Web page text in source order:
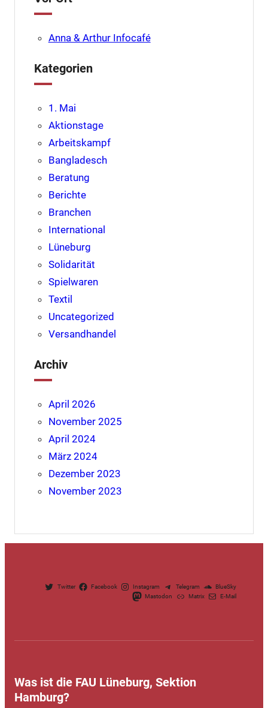
Anna & Arthur Infocafé
Kategorien
1. Mai
Aktionstage
Arbeitskampf
Bangladesch
Beratung
Berichte
Branchen
International
Lüneburg
Solidarität
Spielwaren
Textil
Uncategorized
Versandhandel
Archiv
April 2026
November 2025
April 2024
März 2024
Dezember 2023
November 2023
Twitter Facebook Instagram Telegram
BlueSky
Mastodon
Matrix E-Mail
Was ist die FAU Lüneburg, Sektion
Hamburg?